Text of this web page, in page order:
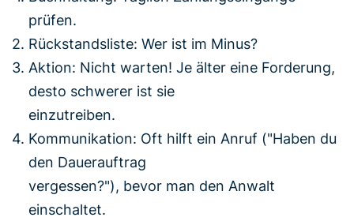
prüfen.
Rückstandsliste: Wer ist im Minus?
Aktion: Nicht warten! Je älter eine Forderung,
desto schwerer ist sie
einzutreiben.
Kommunikation: Oft hilft ein Anruf ("Haben du
den Dauerauftrag
vergessen?"), bevor man den Anwalt
einschaltet.